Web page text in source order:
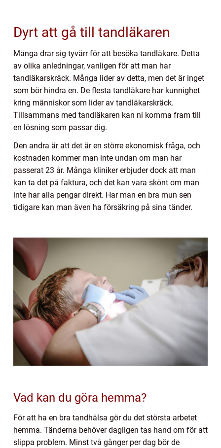
Dyrt att gå till tandläkaren
Många drar sig tyvärr för att besöka tandläkare. Detta
av olika anledningar, vanligen för att man har
tandläkarskräck. Många lider av detta, men det är inget
som bör hindra en. De flesta tandläkare har kunnighet
kring människor som lider av tandläkarskräck.
Tillsammans med tandläkaren kan ni komma fram till
en lösning som passar dig.
Den andra är att det är en större ekonomisk fråga, och
kostnaden kommer man inte undan om man har
passerat 23 år. Många kliniker erbjuder dock att man
kan ta det på faktura, och det kan vara skönt om man
inte har alla pengar direkt. Har man en bra mun sen
tidigare kan man även ha försäkring på sina tänder.
Vad kan du göra hemma?
För att ha en bra tandhälsa gör du det största arbetet
hemma. Tänderna behöver dagligen tas hand om för att
slippa problem. Minst två gånger per dag bör de